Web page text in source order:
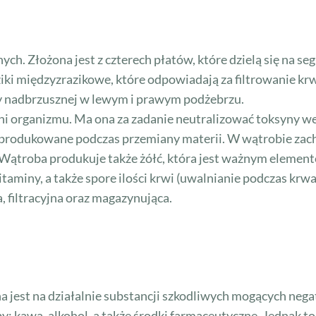
Złożona jest z czterech płatów, które dzielą się na
międzyzrazikowe, które odpowiadają za filtrowanie
w lewym i prawym podżebrzu.
organizmu. Ma ona za zadanie neutralizować toksyny
podczas przemiany materii. W wątrobie
produkuje także żółć, która jest ważnym
a także spore ilości krwi (uwalnianie podczas
filtracyjna oraz magazynująca.
na działalnie substancji szkodliwych mogących